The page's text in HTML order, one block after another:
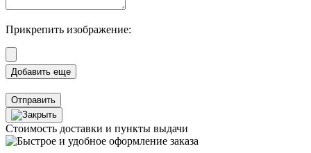
Прикрепить изображение:
Отправить
Стоимость доставки и пункты выдачи